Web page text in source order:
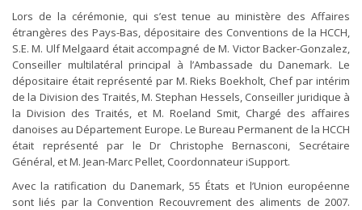
Lors de la cérémonie, qui s’est tenue au ministère des Affaires
étrangères des Pays-Bas, dépositaire des Conventions de la HCCH,
S.E. M. Ulf Melgaard était accompagné de M. Victor Backer-Gonzalez,
Conseiller multilatéral principal à l’Ambassade du Danemark. Le
dépositaire était représenté par M. Rieks Boekholt, Chef par intérim
de la Division des Traités, M. Stephan Hessels, Conseiller juridique à
la Division des Traités, et M. Roeland Smit, Chargé des affaires
danoises au Département Europe. Le Bureau Permanent de la HCCH
était représenté par le Dr Christophe Bernasconi, Secrétaire
Général, et M. Jean-Marc Pellet, Coordonnateur iSupport.
Avec la ratification du Danemark, 55 États et l’Union européenne
sont liés par la Convention Recouvrement des aliments de 2007.